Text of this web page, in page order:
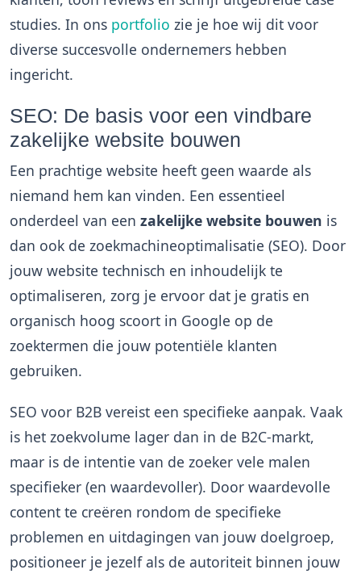
studies. In ons portfolio zie je hoe wij dit voor
diverse succesvolle ondernemers hebben
ingericht.
SEO: De basis voor een vindbare
zakelijke website bouwen
Een prachtige website heeft geen waarde als
niemand hem kan vinden. Een essentieel
onderdeel van een zakelijke website bouwen is
dan ook de zoekmachineoptimalisatie (SEO). Door
jouw website technisch en inhoudelijk te
optimaliseren, zorg je ervoor dat je gratis en
organisch hoog scoort in Google op de
zoektermen die jouw potentiële klanten
gebruiken.
SEO voor B2B vereist een specifieke aanpak. Vaak
is het zoekvolume lager dan in de B2C-markt,
maar is de intentie van de zoeker vele malen
specifieker (en waardevoller). Door waardevolle
content te creëren rondom de specifieke
problemen en uitdagingen van jouw doelgroep,
positioneer je jezelf als de autoriteit binnen jouw